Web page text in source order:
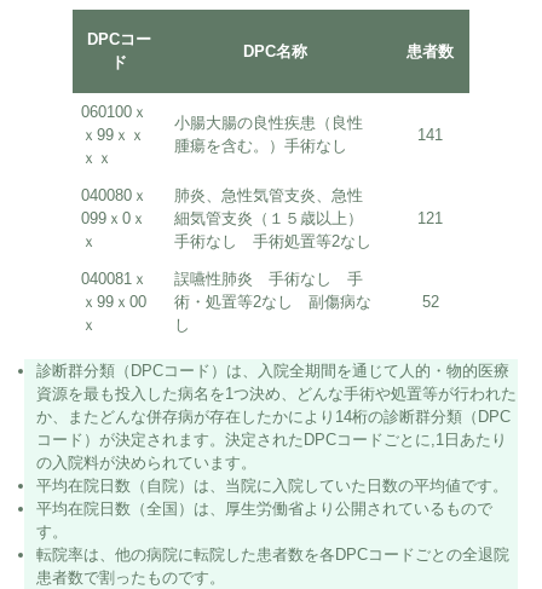
DPCコー
ド
DPC名称 患者数
060100ｘ
ｘ99ｘｘ
ｘｘ
小腸大腸の良性疾患（良性
腫瘍を含む。）手術なし
141
040080ｘ
099ｘ0ｘ
ｘ
肺炎、急性気管支炎、急性
細気管支炎（１５歳以上）
手術なし 手術処置等2なし
121
040081ｘ
ｘ99ｘ00
ｘ
誤嚥性肺炎 手術なし 手
術・処置等2なし 副傷病な
し
52
診断群分類（DPCコード）は、入院全期間を通じて人的・物的医療
資源を最も投入した病名を1つ決め、どんな手術や処置等が行われた
か、またどんな併存病が存在したかにより14桁の診断群分類（DPC
コード）が決定されます。決定されたDPCコードごとに,1日あたり
の入院料が決められています。
平均在院日数（自院）は、当院に入院していた日数の平均値です。
平均在院日数（全国）は、厚生労働省より公開されているもので
す。
転院率は、他の病院に転院した患者数を各DPCコードごとの全退院
患者数で割ったものです。